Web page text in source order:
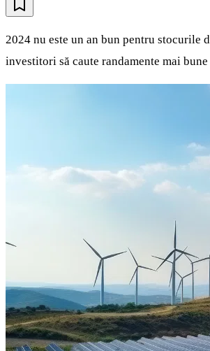
2024 nu este un an bun pentru stocurile
investitori să caute randamente mai